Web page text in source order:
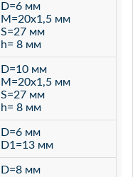
D=6 мм
M=20х1,5 мм
S=27 мм
h= 8 мм
D=10 мм
M=20х1,5 мм
S=27 мм
h= 8 мм
D=6 мм
D1=13 мм
D=8 мм